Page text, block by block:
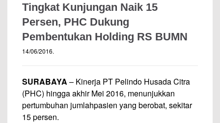
Tingkat Kunjungan Naik 15
Persen, PHC Dukung
Pembentukan Holding RS BUMN
14/06/2016.
SURABAYA – Kinerja PT Pelindo Husada Citra
(PHC) hingga akhir Mei 2016, menunjukkan
pertumbuhan jumlahpasien yang berobat, sekitar
15 persen.